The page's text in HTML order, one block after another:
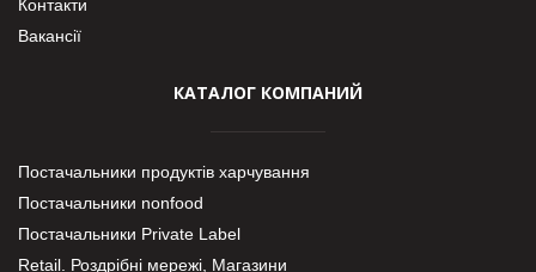
Контакти
Вакансії
КАТАЛОГ КОМПАНИЙ
Постачальники продуктів харчування
Постачальники nonfood
Постачальники Private Label
Retail. Роздрібні мережі, Магазини